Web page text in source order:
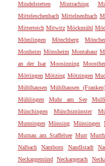
Mindelstetten
Mintraching
Mitteleschenbach Mittelneufnach
Mitterteich Mitwitz Möckmühl
Mömlingen
Mönchberg
Monheim Mönsheim Montabaur
an der Isar
Moosinning
Möttingen Mötzing Mötzingen
Mühlhausen Mühlhausen (Franken)
Mühlingen
Muhr am See
Münchingen
Münchsmünster
Munningen Münsing Münsingen
Murnau am Staffelsee Murr
Nalbach
Namborn Nandlstadt
Neckargemünd Neckargerach